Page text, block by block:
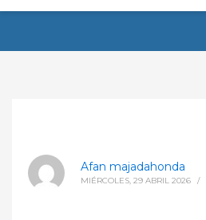
Afan majadahonda
MIÉRCOLES, 29 ABRIL 2026 /